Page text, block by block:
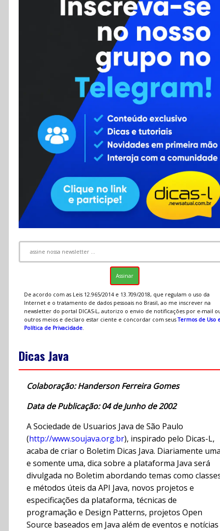
Cursos
Enviar Dica
Contato
RSS
De acordo com as Leis 12.965/2014 e 13.709/2018, que regulam o uso da
Internet e o tratamento de dados pessoais no Brasil, ao me inscrever na
newsletter do portal DICAS-L, autorizo o envio de notificações por e-mail
outros meios e declaro estar ciente e concordar com seusTermos de Uso
Política de Privacidade.
Dicas Java
Colaboração: Handerson Ferreira Gomes
Data de Publicação: 04 de Junho de 2002
A Sociedade de Usuarios Java de São Paulo
(http://www.soujava.org.br), inspirado pelo Dicas-L,
acaba de criar o Boletim Dicas Java. Diariamente
e somente uma, dica sobre a plataforma Java será
divulgada no Boletim abordando temas como
e métodos úteis da API Java, novos projetos e
especificações da plataforma, técnicas de
programação e Design Patterns, projetos Open
Source baseados em Java além de eventos e notícias